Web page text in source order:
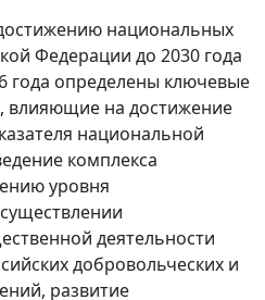
национальных
Федерации до 2030 года
года определены ключевые
влияющие на достижение
национальной
комплекса
уровня
деятельности
добровольческих и
развитие